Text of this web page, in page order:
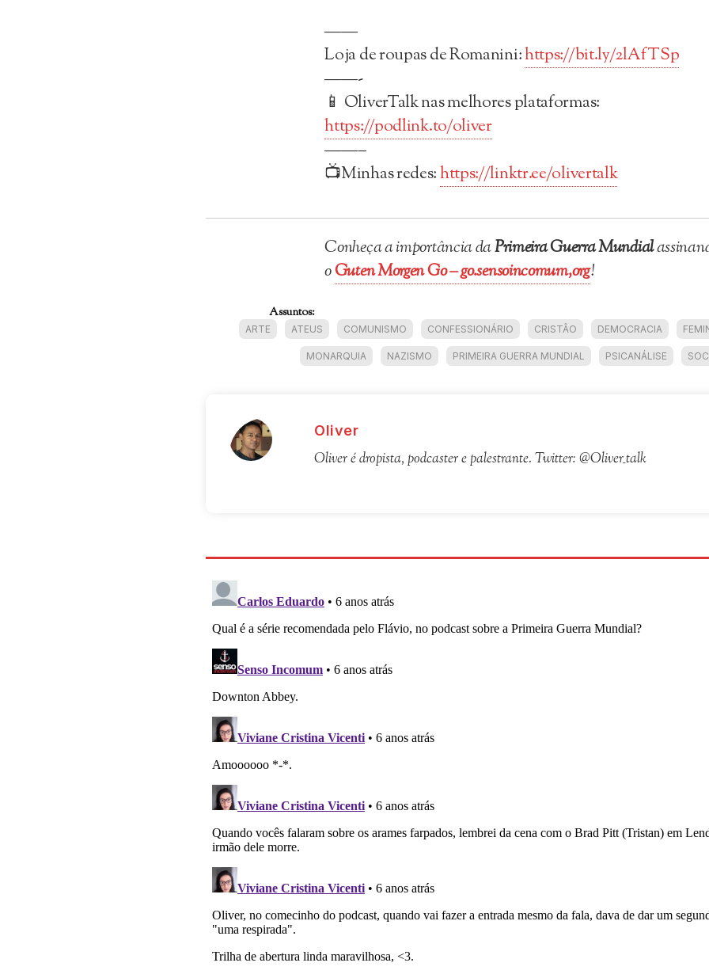
——
Loja de roupas de Romanini:https://bit.ly/2lAfTSp
——-
📱 OliverTalk nas melhores plataformas:
https://podlink.to/oliver
——–
📺Minhas redes:https://linktr.ee/olivertalk
Conheça a importância daPrimeira Guerra Mundial
oGuten Morgen Go – go.sensoincomum,org!
Assuntos:
ARTE ATEUS COMUNISMO CONFESSIONÁRIO CRISTÃO DEMOCRACIA
MONARQUIA NAZISMO PRIMEIRA GUERRA MUNDIAL PSICANÁLISE
Oliver
Oliver é dropista, podcaster e palestrante. Twitter: @Oliver_talk